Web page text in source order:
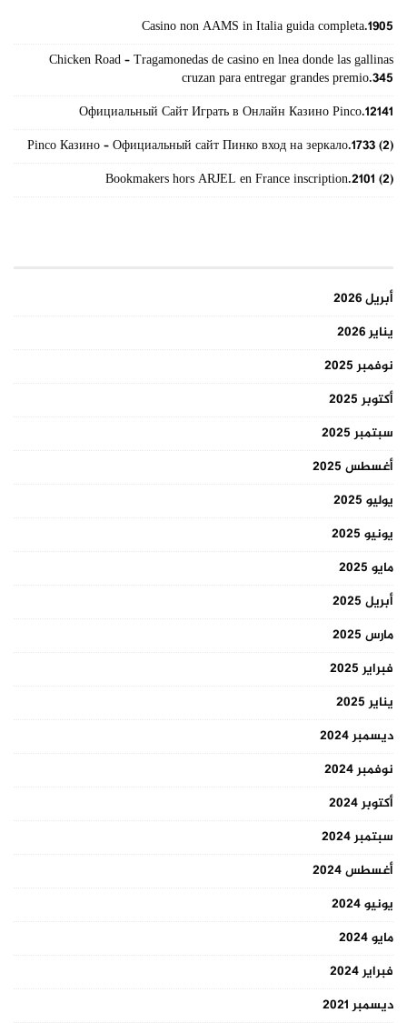
Casino non AAMS in Italia guida completa.1905
Chicken Road – Tragamonedas de casino en lnea donde las gallinas
cruzan para entregar grandes premio.345
Официальный Сайт Играть в Онлайн Казино Pinco.12141
Pinco Казино – Официальный сайт Пинко вход на зеркало.1733 (2)
Bookmakers hors ARJEL en France inscription.2101 (2)
أبريل 2026
يناير 2026
نوفمبر 2025
أكتوبر 2025
سبتمبر 2025
أغسطس 2025
يوليو 2025
يونيو 2025
مايو 2025
أبريل 2025
مارس 2025
فبراير 2025
يناير 2025
ديسمبر 2024
نوفمبر 2024
أكتوبر 2024
سبتمبر 2024
أغسطس 2024
يونيو 2024
مايو 2024
فبراير 2024
ديسمبر 2021